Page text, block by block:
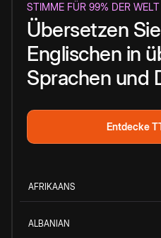
STIMME FÜR 99% DER WELT
Übersetzen
Englischen in
Sprachen und
Entdecke
AFRIKAANS
ALBANIAN